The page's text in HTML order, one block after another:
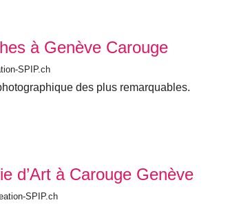
à Genève Carouge
SPIP.ch
des plus remarquables.
d’Art à Carouge Genève
SPIP.ch